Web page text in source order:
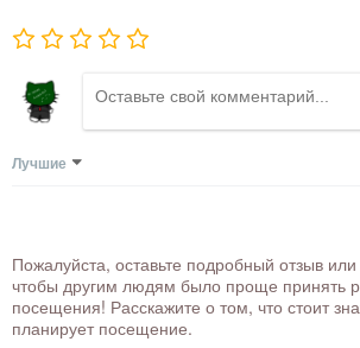
Лучшие
Пожалуйста, оставьте подробный отзыв
чтобы другим людям было проще принять
посещения! Расскажите о том, что стоит
планирует посещение.